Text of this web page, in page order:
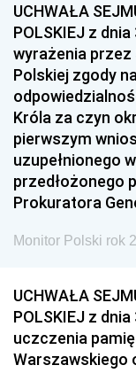
UCHWAŁA
POLSKIEJ z
wyrażenia
Polskiej zgody
Króla za czyn
pierwszym
uzupełnionego
przedłożonego
Prokuratora
Monitor Polski rok
UCHWAŁA
POLSKIEJ z
uczczenia
Warszawskiego